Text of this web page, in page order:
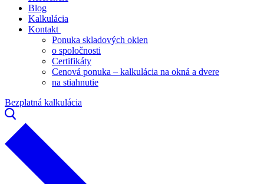
Blog
Kalkulácia
Kontakt
Ponuka skladových okien
o spoločnosti
Certifikáty
Cenová ponuka – kalkulácia na okná a dvere
na stiahnutie
Bezplatná kalkulácia